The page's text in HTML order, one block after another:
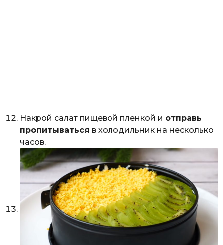
Накрой салат пищевой пленкой и отправь
пропитываться в холодильник на несколько
часов.